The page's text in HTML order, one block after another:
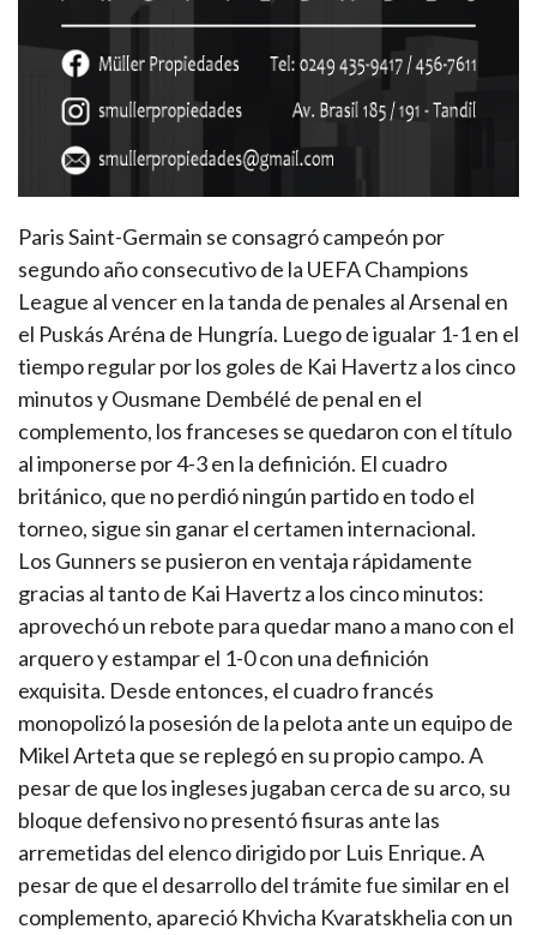
Paris Saint-Germain se consagró campeón por
segundo año consecutivo de la UEFA Champions
League al vencer en la tanda de penales al Arsenal en
el Puskás Aréna de Hungría. Luego de igualar 1-1 en el
tiempo regular por los goles de Kai Havertz a los cinco
minutos y Ousmane Dembélé de penal en el
complemento, los franceses se quedaron con el título
al imponerse por 4-3 en la definición. El cuadro
británico, que no perdió ningún partido en todo el
torneo, sigue sin ganar el certamen internacional.
Los Gunners se pusieron en ventaja rápidamente
gracias al tanto de Kai Havertz a los cinco minutos:
aprovechó un rebote para quedar mano a mano con el
arquero y estampar el 1-0 con una definición
exquisita. Desde entonces, el cuadro francés
monopolizó la posesión de la pelota ante un equipo de
Mikel Arteta que se replegó en su propio campo. A
pesar de que los ingleses jugaban cerca de su arco, su
bloque defensivo no presentó fisuras ante las
arremetidas del elenco dirigido por Luis Enrique. A
pesar de que el desarrollo del trámite fue similar en el
complemento, apareció Khvicha Kvaratskhelia con un